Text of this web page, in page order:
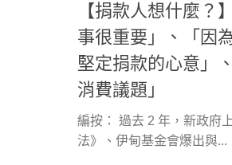
【捐款人想什麼？
事很重要」、「因
堅定捐款的心意」
消費議題」
編按： 過去 2 年，新政府
法》、伊甸基金會爆出與...